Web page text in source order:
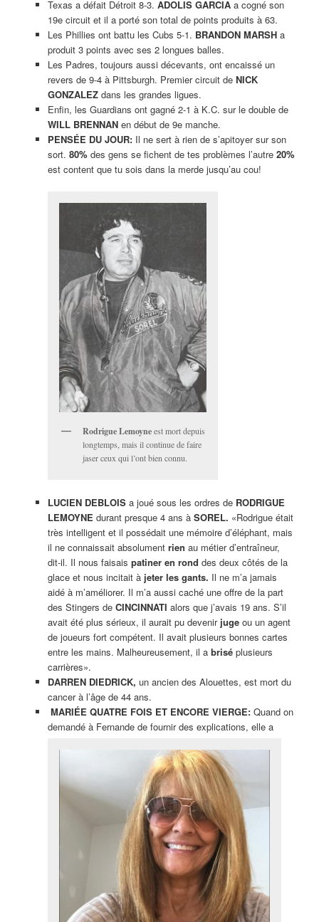
Texas a défait Détroit 8-3. ADOLIS GARCIAa cogné son
19e circuit et il a porté son total de points produits à 63.
Les Phillies ont battu les Cubs 5-1. BRANDON MARSHa
produit 3 points avec ses 2 longues balles.
Les Padres, toujours aussi décevants, ont encaissé un
revers de 9-4 à Pittsburgh. Premier circuit de NICK
GONZALEZdans les grandes ligues.
Enfin, les Guardians ont gagné 2-1 à K.C. sur le double de
WILL BRENNANen début de 9e manche.
PENSÉE DU JOUR: Il ne sert à rien de s’apitoyer sur son
sort. 80%des gens se fichent de tes problèmes l’autre 20%
est content que tu sois dans la merde jusqu’au cou!
Rodrigue Lemoyneest mort depuis
longtemps, mais il continue de faire
jaser ceux qui l’ont bien connu.
LUCIEN DEBLOIS a joué sous les ordres de RODRIGUE
LEMOYNE durant presque 4 ans à SOREL. «Rodrigue était
très intelligent et il possédait une mémoire d’éléphant, mais
il ne connaissait absolument rien au métier d’entraîneur,
dit-il. Il nous faisais patiner en rond des deux côtés de la
glace et nous incitait à jeter les gants. Il ne m’a jamais
aidé à m’améliorer. Il m’a aussi caché une offre de la part
des Stingers de CINCINNATI alors que j’avais 19 ans. S’il
avait été plus sérieux, il aurait pu devenir jugeou un agent
de joueurs fort compétent. Il avait plusieurs bonnes cartes
entre les mains. Malheureusement, il a briséplusieurs
carrières».
DARREN DIEDRICK, un ancien des Alouettes, est mort du
cancer à l’âge de 44 ans.
MARIÉE QUATRE FOIS ET ENCORE VIERGE:Quand on
demandé à Fernande de fournir des explications, elle a